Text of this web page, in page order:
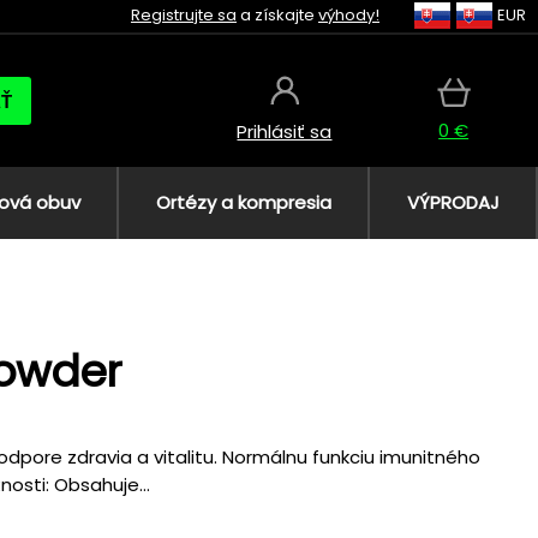
Registrujte sa a získajte výhody! EUR
Prihlásiť sa 0 €
obuv Ortézy a kompresia VÝPRODAJ
zdravia a vitalitu. Normálnu funkciu imunitného
Obsahuje...